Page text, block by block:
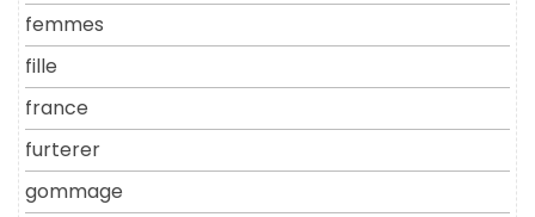
femmes
fille
france
furterer
gommage